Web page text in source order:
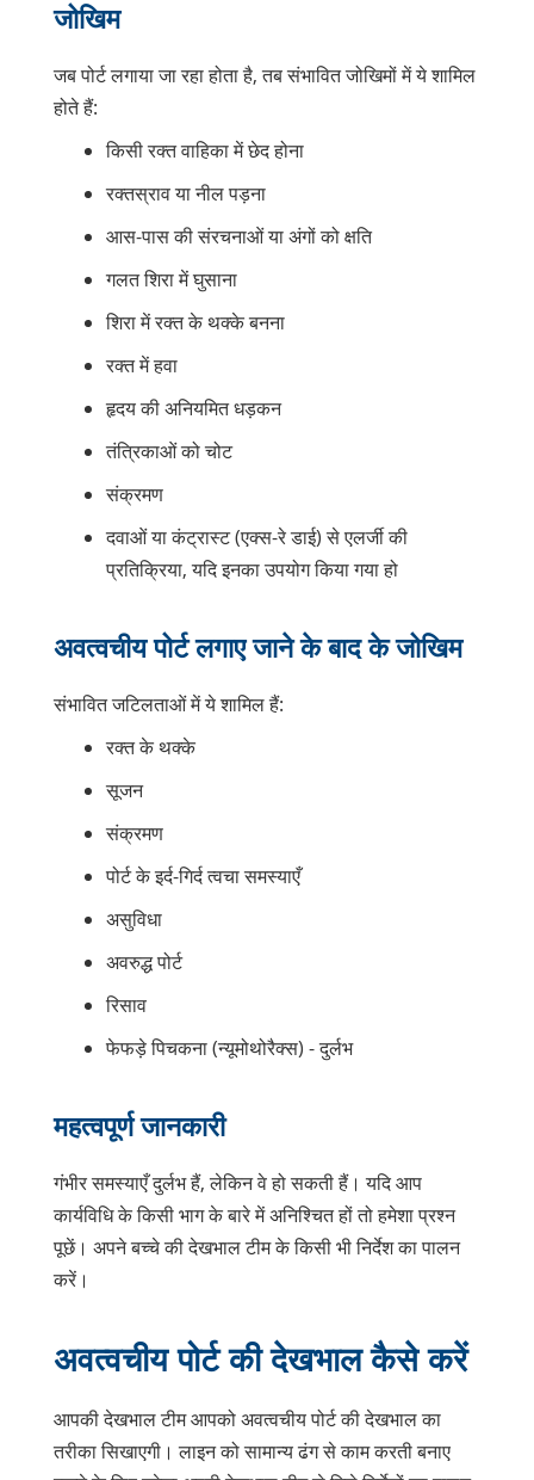
जोखिम
जब पोर्ट लगाया जा रहा होता है, तब संभावित जोखिमों में ये शामिल
होते हैं:
किसी रक्त वाहिका में छेद होना
रक्तस्राव या नील पड़ना
आस-पास की संरचनाओं या अंगों को क्षति
गलत शिरा में घुसाना
शिरा में रक्त के थक्के बनना
रक्त में हवा
हृदय की अनियमित धड़कन
तंत्रिकाओं को चोट
संक्रमण
दवाओं या कंट्रास्ट (एक्स-रे डाई) से एलर्जी की
प्रतिक्रिया, यदि इनका उपयोग किया गया हो
अवत्वचीय पोर्ट लगाए जाने के बाद के जोखिम
संभावित जटिलताओं में ये शामिल हैं:
रक्त के थक्के
सूजन
संक्रमण
पोर्ट के इर्द-गिर्द त्वचा समस्याएँ
असुविधा
अवरुद्ध पोर्ट
रिसाव
फेफड़े पिचकना (न्यूमोथोरैक्स) - दुर्लभ
महत्वपूर्ण जानकारी
गंभीर समस्याएँ दुर्लभ हैं, लेकिन वे हो सकती हैं। यदि आप
कार्यविधि के किसी भाग के बारे में अनिश्चित हों तो हमेशा प्रश्न
पूछें। अपने बच्चे की देखभाल टीम के किसी भी निर्देश का पालन
करें।
अवत्वचीय पोर्ट की देखभाल कैसे करें
आपकी देखभाल टीम आपको अवत्वचीय पोर्ट की देखभाल का
तरीका सिखाएगी। लाइन को सामान्य ढंग से काम करती बनाए